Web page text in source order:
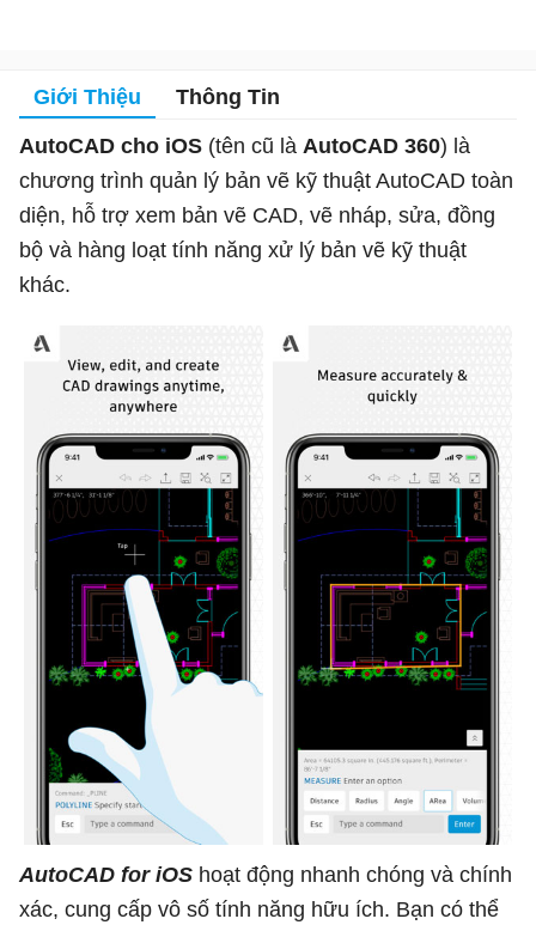
Giới Thiệu Thông Tin
AutoCAD cho iOS (tên cũ là AutoCAD 360) là
chương trình quản lý bản vẽ kỹ thuật AutoCAD toàn
diện, hỗ trợ xem bản vẽ CAD, vẽ nháp, sửa, đồng
bộ và hàng loạt tính năng xử lý bản vẽ kỹ thuật
khác.
AutoCAD for iOS hoạt động nhanh chóng và chính
xác, cung cấp vô số tính năng hữu ích. Bạn có thể